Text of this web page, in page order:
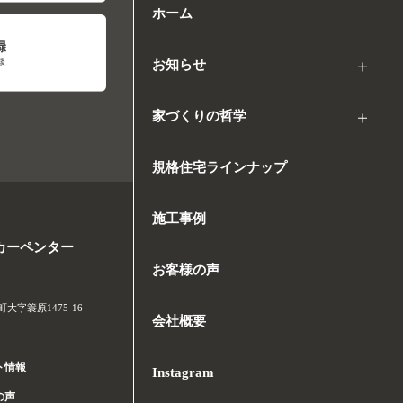
ホーム
お知らせ
家づくりの哲学
規格住宅ラインナップ
施工事例
お客様の声
会社概要
Instagram
ーペンター
大字簑原1475-16
情報
声